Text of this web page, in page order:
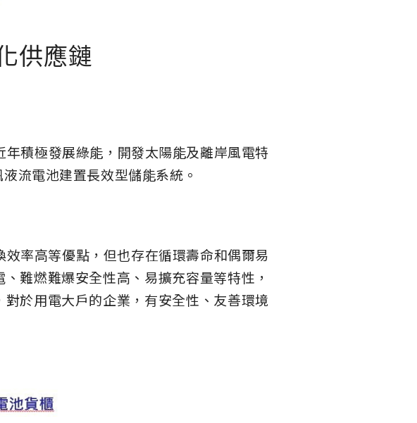
供應鏈
積極發展綠能，開發太陽能及離岸風電特
流電池建置長效型儲能系統。
率高等優點，但也存在循環壽命和偶爾易
難燃難爆安全性高、易擴充容量等特性，
於用電大戶的企業，有安全性、友善環境